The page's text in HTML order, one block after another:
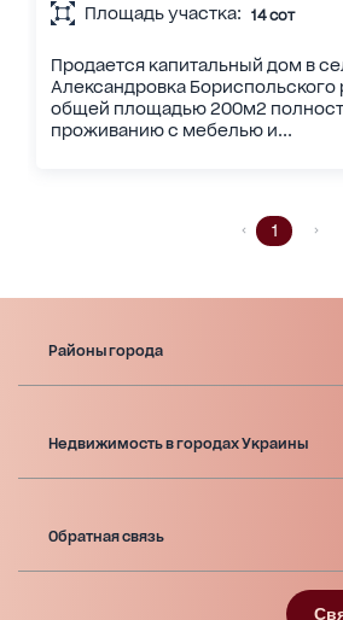
Площадь участка: 14 сот
Продается капитальный дом в
Александровка Бориспольского
общей площадью 200м2
проживанию с мебелью и...
1
Районы города
Недвижимость в городах Украины
Обратная связь